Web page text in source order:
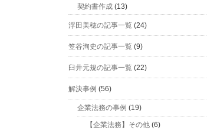
契約書作成 (13)
浮田美穂の記事一覧 (24)
笠谷洵史の記事一覧 (9)
臼井元規の記事一覧 (22)
解決事例 (56)
企業法務の事例 (19)
【企業法務】その他 (6)